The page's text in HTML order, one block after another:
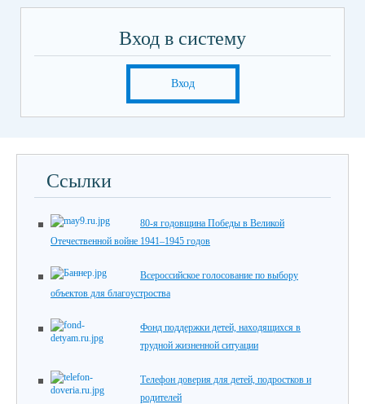
Вход в систему
Вход
Ссылки
80-я годовщина Победы в Великой
Отечественной войне 1941–1945 годов
Всероссийское голосование по выбору
объектов для благоустроства
Фонд поддержки детей, находящихся в
трудной жизненной ситуации
Телефон доверия для детей, подростков и
родителей